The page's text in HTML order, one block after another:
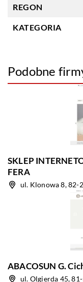
REGON
KATEGORIA
Podobne
SKLEP
FERA
ul. Klonowa 8, 82-
ABACOSUN G.
ul. Olgierda 45,